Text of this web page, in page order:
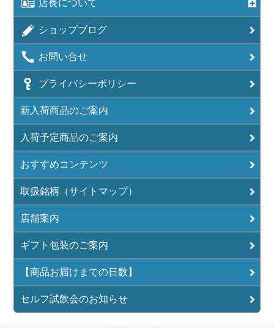
店長について
ショップブログ
お問い合せ
プライバシーポリシー
新入荷商品のご案内
入荷予定商品のご案内
おすすめコンテンツ
取扱銘柄（サイトマップ）
店舗案内
ギフト包装のご案内
【商品お届けまでの日数】
セルフ試飲会のお知らせ